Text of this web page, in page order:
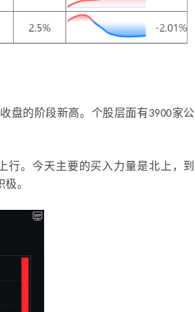
盘的阶段新高。个股层面有 3900家公
行。今天主要的买入力量是北上，到
。